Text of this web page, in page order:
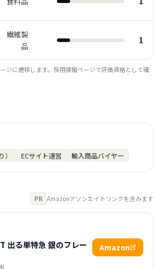
繊維製
品
1
ジに遷移します。採用情報ページで評価資格として確
ECサイト運営 輸入商品バイヤー
PR Amazonアソシエイトリンクを含みます
出る単特急 銀のフレー
Amazon